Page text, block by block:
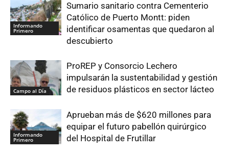
Informando
Primero
Sumario sanitario contra Cementerio
Católico de Puerto Montt: piden
identificar osamentas que quedaron al
descubierto
Campo al Día
ProREP y Consorcio Lechero
impulsarán la sustentabilidad y gestión
de residuos plásticos en sector lácteo
Informando
Primero
Aprueban más de $620 millones para
equipar el futuro pabellón quirúrgico
del Hospital de Frutillar